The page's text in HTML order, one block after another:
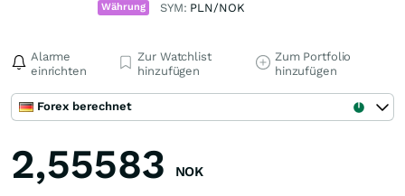
Währung SYM: PLN/NOK
Alarme
einrichten
Zur Watchlist
hinzufügen
Zum Portfolio
hinzufügen
Forex berechnet
2,55583 NOK